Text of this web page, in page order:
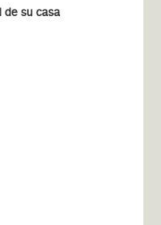
de su casa